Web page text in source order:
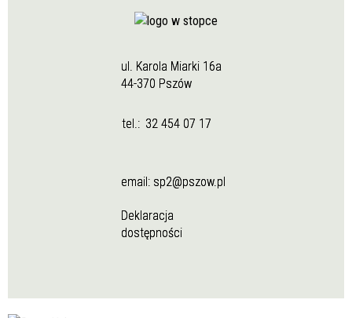
ul. Karola Miarki 16a
44-370 Pszów
tel.: 32 454 07 17
email: sp2@pszow.pl
Deklaracja
dostępności